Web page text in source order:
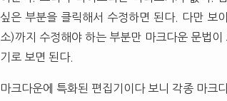
싶은 부분을 클릭해서 수정하면 된다. 다만 보
소)까지 수정해야 하는 부분만 마크다운 문법
기로 보면 된다.
마크다운에 특화된 편집기이다 보니 각종 마크